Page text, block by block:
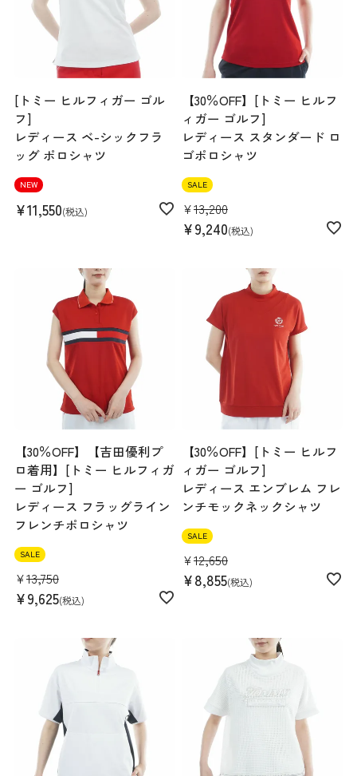
[トミー ヒルフィガー ゴル
フ]
レディース ベ-シックフラ
ッグ ポロシャツ
NEW
¥11,550 税込
【30％OFF】[トミー ヒルフ
ィガー ゴルフ]
レディース スタンダード ロ
ゴポロシャツ
SALE
¥13,200
¥9,240 税込
【30％OFF】【吉田優利プ
ロ着用】[トミー ヒルフィガ
ー ゴルフ]
レディース フラッグライン
フレンチポロシャツ
SALE
¥13,750
¥9,625 税込
【30％OFF】[トミー ヒルフ
ィガー ゴルフ]
レディース エンブレム フレ
ンチモックネックシャツ
SALE
¥12,650
¥8,855 税込